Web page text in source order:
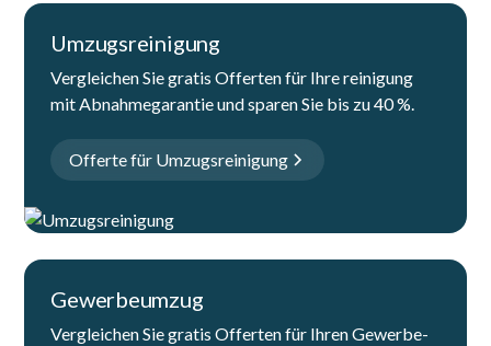
Umzugsreinigung
Vergleichen Sie gratis Offerten für Ihre reinigung
mit Abnahmegarantie und sparen Sie bis zu 40 %.
Offerte für Umzugsreinigung
Gewerbeumzug
Vergleichen Sie gratis Offerten für Ihren Gewerbe-